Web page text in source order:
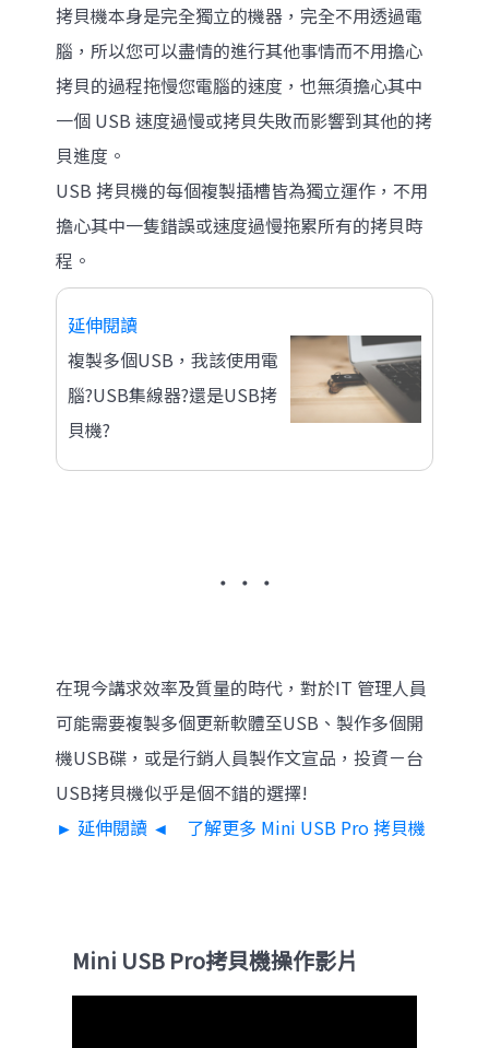
拷貝機本身是完全獨立的機器，完全不用透過電
腦，所以您可以盡情的進行其他事情而不用擔心
拷貝的過程拖慢您電腦的速度，也無須擔心其中
一個 USB 速度過慢或拷貝失敗而影響到其他的拷
貝進度。
USB 拷貝機的每個複製插槽皆為獨立運作，不用
擔心其中一隻錯誤或速度過慢拖累所有的拷貝時
程。
延伸閱讀
複製多個USB，我該使用電
腦?USB集線器?還是USB拷
貝機?
‧ ‧ ‧
在現今講求效率及質量的時代，對於IT 管理人員
可能需要複製多個更新軟體至USB、製作多個開
機USB碟，或是行銷人員製作文宣品，投資ㄧ台
USB拷貝機似乎是個不錯的選擇!
► 延伸閱讀 ◄ 了解更多 Mini USB Pro 拷貝機
Mini USB Pro拷貝機操作影片